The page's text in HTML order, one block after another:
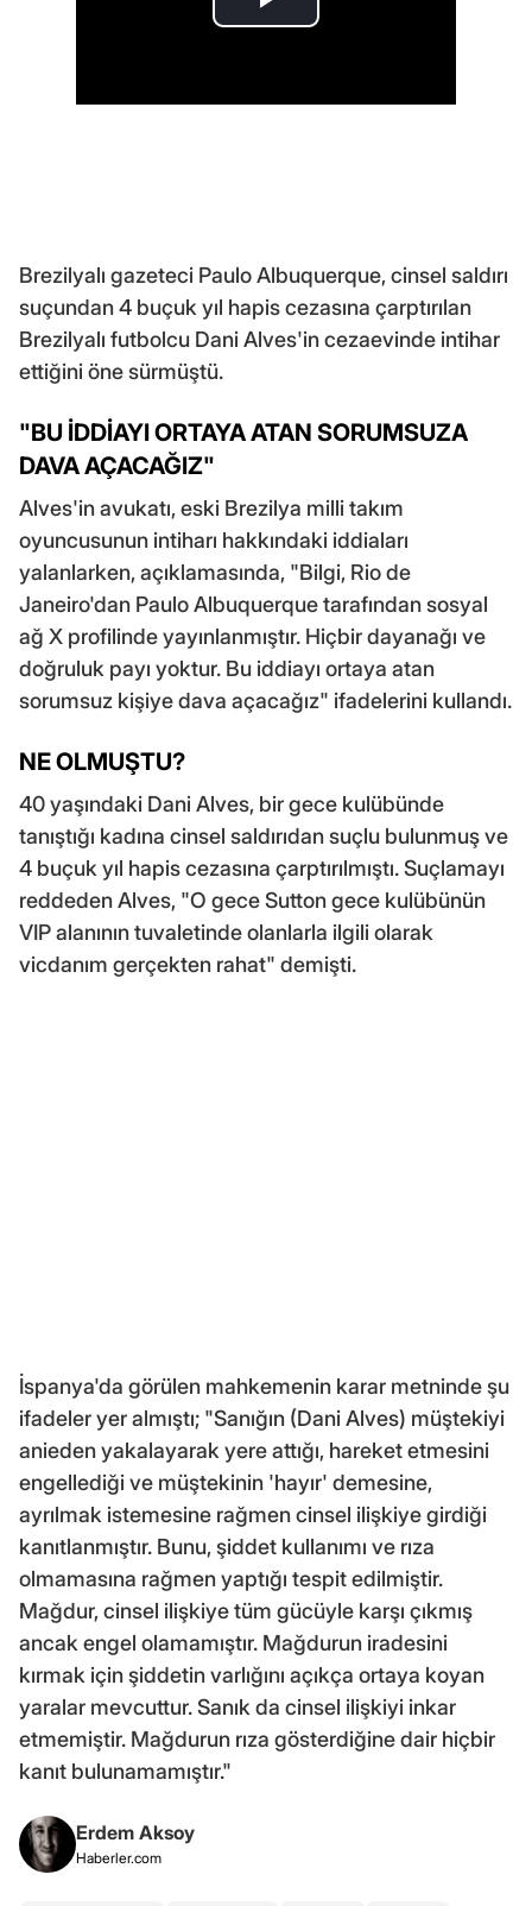
Brezilyalı gazeteci Paulo Albuquerque, cinsel saldırı
suçundan 4 buçuk yıl hapis cezasına çarptırılan
Brezilyalı futbolcu Dani Alves'in cezaevinde intihar
ettiğini öne sürmüştü.
"BU İDDİAYI ORTAYA ATAN SORUMSUZA
DAVA AÇACAĞIZ"
Alves'in avukatı, eski Brezilya milli takım
oyuncusunun intiharı hakkındaki iddiaları
yalanlarken, açıklamasında, "Bilgi, Rio de
Janeiro'dan Paulo Albuquerque tarafından sosyal
ağ X profilinde yayınlanmıştır. Hiçbir dayanağı ve
doğruluk payı yoktur. Bu iddiayı ortaya atan
sorumsuz kişiye dava açacağız" ifadelerini kullandı.
NE OLMUŞTU?
40 yaşındaki Dani Alves, bir gece kulübünde
tanıştığı kadına cinsel saldırıdan suçlu bulunmuş ve
4 buçuk yıl hapis cezasına çarptırılmıştı. Suçlamayı
reddeden Alves, "O gece Sutton gece kulübünün
VIP alanının tuvaletinde olanlarla ilgili olarak
vicdanım gerçekten rahat" demişti.
İspanya'da görülen mahkemenin karar metninde şu
ifadeler yer almıştı; "Sanığın (Dani Alves) müştekiyi
anieden yakalayarak yere attığı, hareket etmesini
engellediği ve müştekinin 'hayır' demesine,
ayrılmak istemesine rağmen cinsel ilişkiye girdiği
kanıtlanmıştır. Bunu, şiddet kullanımı ve rıza
olmamasına rağmen yaptığı tespit edilmiştir.
Mağdur, cinsel ilişkiye tüm gücüyle karşı çıkmış
ancak engel olamamıştır. Mağdurun iradesini
kırmak için şiddetin varlığını açıkça ortaya koyan
yaralar mevcuttur. Sanık da cinsel ilişkiyi inkar
etmemiştir. Mağdurun rıza gösterdiğine dair hiçbir
kanıt bulunamamıştır."
Erdem Aksoy
Haberler.com